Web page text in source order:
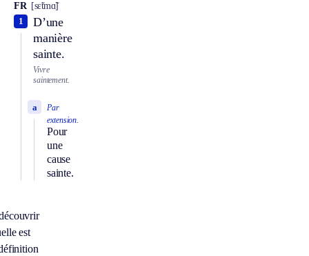
FR [sɛ̃tmɑ̃]
D’une
manière
sainte.
1
Vivre
saintement.
Par
extension.
Pour
une
cause
sainte.
a
est